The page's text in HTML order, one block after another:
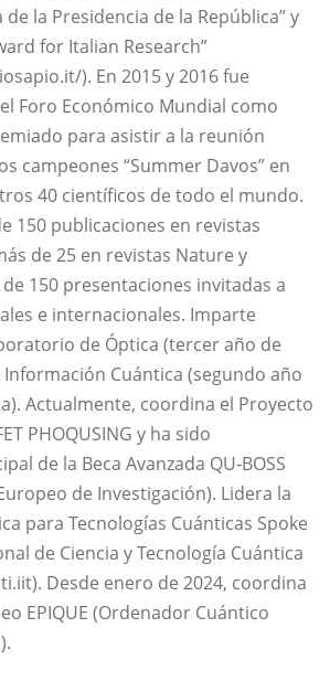
de la Presidencia de la República” y
for Italian Research”
). En 2015 y 2016 fue
Foro Económico Mundial como
para asistir a la reunión
campeones “Summer Davos” en
40 científicos de todo el mundo.
150 publicaciones en revistas
de 25 en revistas Nature y
de 150 presentaciones invitadas a
e internacionales. Imparte
de Óptica (tercer año de
Información Cuántica (segundo año
Actualmente, coordina el Proyecto
PHOQUSING y ha sido
de la Beca Avanzada QU-BOSS
de Investigación). Lidera la
para Tecnologías Cuánticas Spoke
de Ciencia y Tecnología Cuántica
Desde enero de 2024, coordina
EPIQUE (Ordenador Cuántico